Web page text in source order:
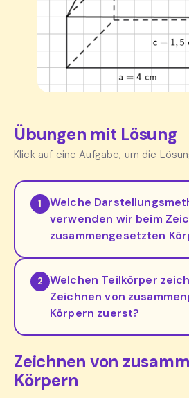
Übungen mit Lösung
Klick auf eine Aufgabe, um die
1
Welche
verwenden wir beim
zusammengesetzten
2
Welchen Teilkörper
Zeichnen von
Körpern zuerst?
Zeichnen von
Körpern